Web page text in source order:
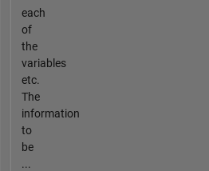
each
of
the
variables
etc.
The
information
to
be
...